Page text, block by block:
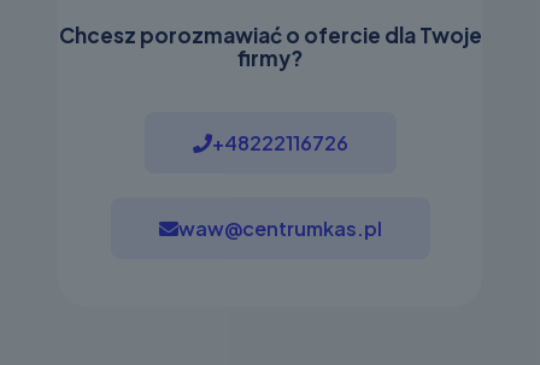
Chcesz porozmawiać o ofercie dla Twoje
firmy?
+48222116726
waw@centrumkas.pl